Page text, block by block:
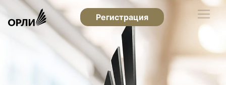
Регистрация